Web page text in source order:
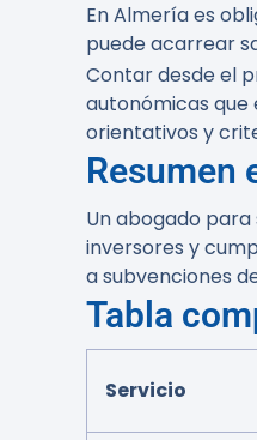
En Almería es
puede acarrear
Contar desde el
autonómicas que
orientativos y
Resumen
Un abogado
inversores y
a subvenciones
Tabla
Servicio